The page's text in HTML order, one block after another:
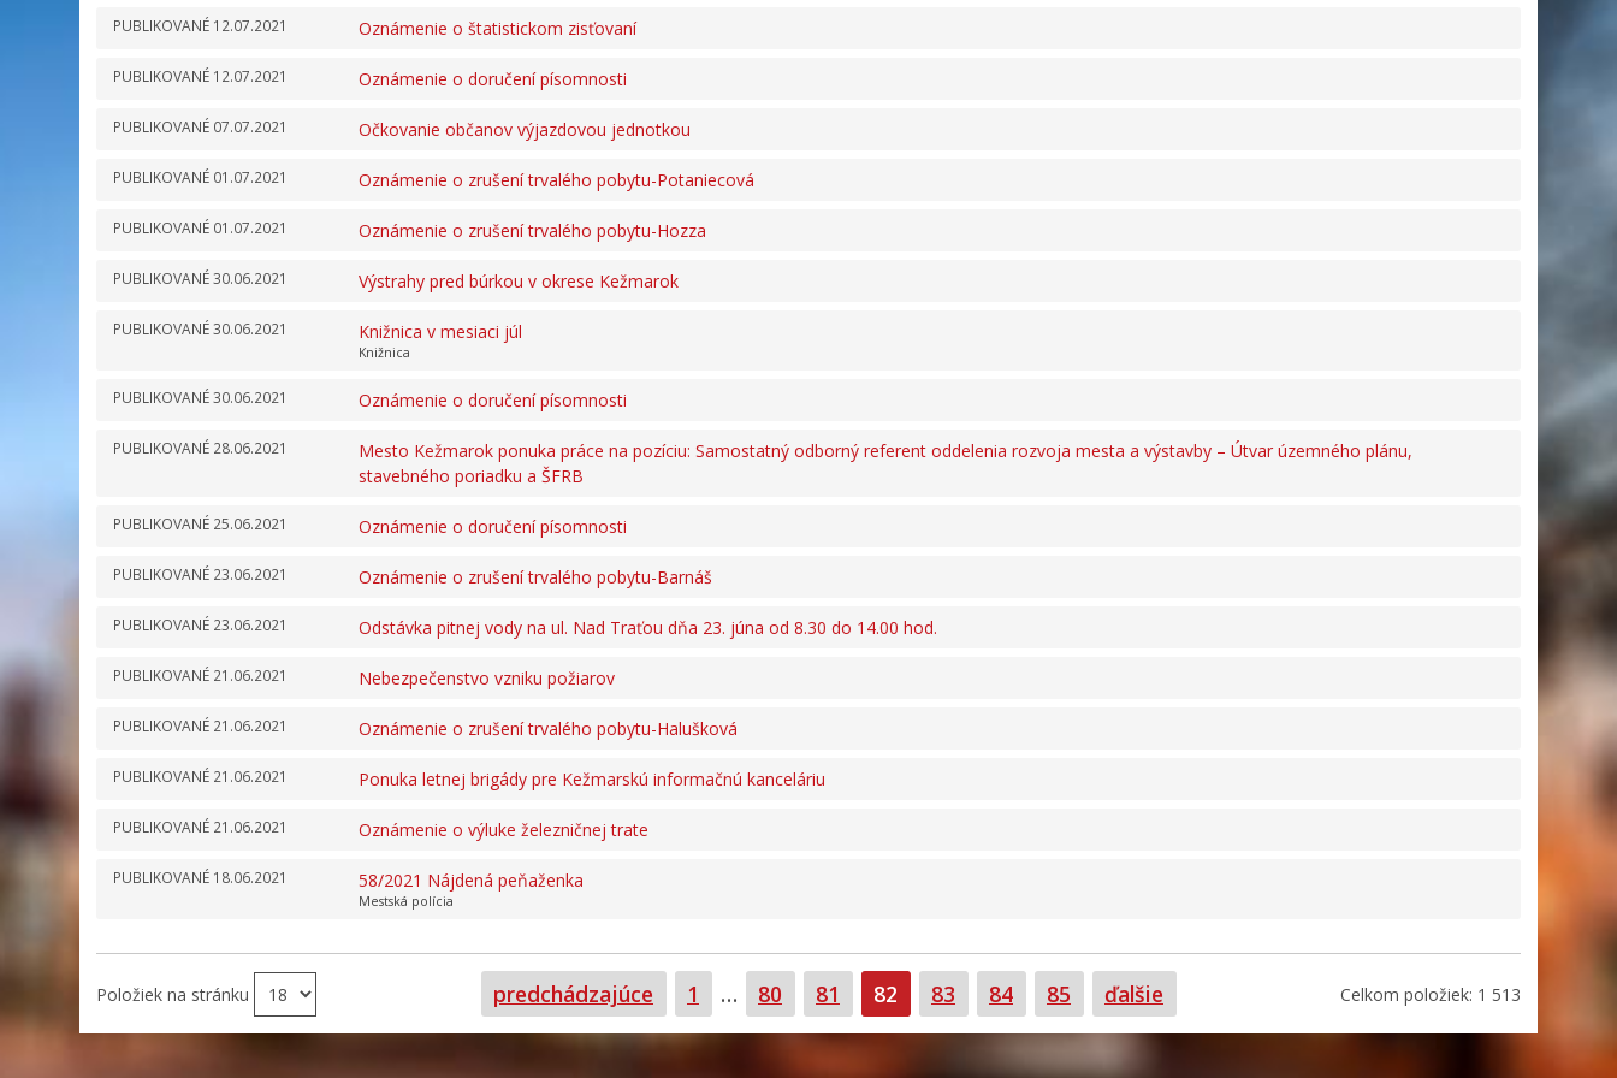
PUBLIKOVANÉ 12.07.2021 Oznámenie o štatistickom zisťovaní
PUBLIKOVANÉ 12.07.2021 Oznámenie o doručení písomnosti
PUBLIKOVANÉ 07.07.2021 Očkovanie občanov výjazdovou jednotkou
PUBLIKOVANÉ 01.07.2021 Oznámenie o zrušení trvalého pobytu-Potaniecová
PUBLIKOVANÉ 01.07.2021 Oznámenie o zrušení trvalého pobytu-Hozza
PUBLIKOVANÉ30.06.2021 Výstrahy pred búrkou v okrese Kežmarok
PUBLIKOVANÉ30.06.2021 Knižnica v mesiaci júl
Knižnica
PUBLIKOVANÉ30.06.2021 Oznámenie o doručení písomnosti
PUBLIKOVANÉ 28.06.2021
Mesto Kežmarok ponuka práce na pozíciu: Samostatný odborný referent oddelenia rozvoja mesta a výstavby – Útvar územného plánu,
stavebného poriadku a ŠFRB
PUBLIKOVANÉ 25.06.2021 Oznámenie o doručení písomnosti
PUBLIKOVANÉ 23.06.2021 Oznámenie o zrušení trvalého pobytu-Barnáš
PUBLIKOVANÉ 23.06.2021 Odstávka pitnej vody na ul. Nad Traťou dňa 23. júna od 8.30 do 14.00 hod.
PUBLIKOVANÉ 21.06.2021 Nebezpečenstvo vzniku požiarov
PUBLIKOVANÉ 21.06.2021 Oznámenie o zrušení trvalého pobytu-Halušková
PUBLIKOVANÉ 21.06.2021 Ponuka letnej brigády pre Kežmarskú informačnú kanceláriu
PUBLIKOVANÉ 21.06.2021 Oznámenie o výluke železničnej trate
PUBLIKOVANÉ 18.06.2021 58/2021 Nájdená peňaženka
Mestská polícia
Položiek na stránku predchádzajúce Strana
1 … Strana
80 Strana
81 Strana
82 Strana
83 Strana
84 Strana
85 ďalšie Celkom položiek: 1 513